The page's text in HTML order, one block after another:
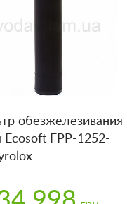
обезжелезивания
Ecosoft FPP-1252-